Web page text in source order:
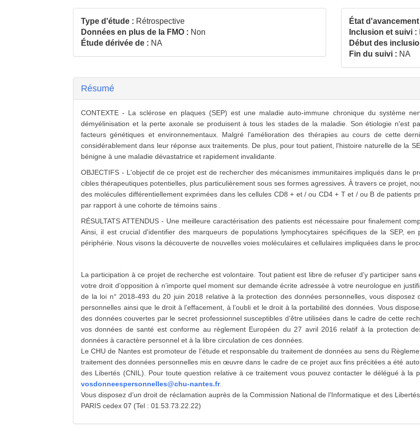
Type d'étude : Rétrospective
Données en plus de la FMO : Non
Étude dérivée de : NA
État d'avancement
Inclusion et suivi :
Début des
Fin du suivi : NA
Résumé
CONTEXTE - La sclérose en plaques (SEP) est une maladie auto-immune chronique du système
démyélinisation et la perte axonale se produisent à tous les stades de la maladie. Son étiologie n'est
facteurs génétiques et environnementaux. Malgré l'amélioration des thérapies au cours de cette
considérablement dans leur réponse aux traitements. De plus, pour tout patient, l'histoire naturelle de la
bénigne à une maladie dévastatrice et rapidement invalidante.
OBJECTIFS - L'objectif de ce projet est de rechercher des mécanismes immunitaires impliqués dans le
cibles thérapeutiques potentielles, plus particulièrement sous ses formes agressives. À travers ce projet,
des molécules différentiellement exprimées dans les cellules CD8 + et / ou CD4 + T et / ou B de patients
par rapport à une cohorte de témoins sains .
RÉSULTATS ATTENDUS - Une meilleure caractérisation des patients est nécessaire pour finalement
Ainsi, il est crucial d'identifier des marqueurs de populations lymphocytaires spécifiques de la SEP,
périphérie. Nous visons la découverte de nouvelles voies moléculaires et cellulaires impliquées dans le
La participation à ce projet de recherche est volontaire. Tout patient est libre de refuser d’y participer
votre droit d’opposition à n’importe quel moment sur demande écrite adressée à votre neurologue en
de la loi n° 2018-493 du 20 juin 2018 relative à la protection des données personnelles, vous disposez
personnelles ainsi que le droit à l’effacement, à l’oubli et le droit à la portabilité des données. Vous
des données couvertes par le secret professionnel susceptibles d’être utilisées dans le cadre de cette
vos données de santé est conforme au règlement Européen du 27 avril 2016 relatif à la protection
données à caractère personnel et à la libre circulation de ces données.
Le CHU de Nantes est promoteur de l’étude et responsable du traitement de données au sens du
traitement des données personnelles mis en œuvre dans le cadre de ce projet aux fins précitées a été
des Libertés (CNIL). Pour toute question relative à ce traitement vous pouvez contacter le délégué à la
vosdonneespersonnelles@chu-nantes.fr.
Vous disposez d’un droit de réclamation auprès de la Commission National de l’Informatique et des
PARIS cedex 07 (Tel : 01.53.73.22.22)